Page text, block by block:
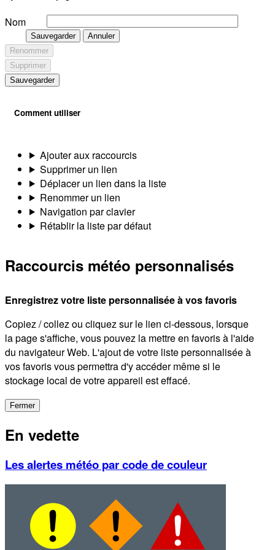
Nom
Sauvegarder
Annuler
Renommer
Supprimer
Sauvegarder
Comment utiliser
Ajouter aux raccourcis
Supprimer un lien
Déplacer un lien dans la liste
Renommer un lien
Navigation par clavier
Rétablir la liste par défaut
Raccourcis météo personnalisés
Enregistrez votre liste personnalisée à vos favoris
Copiez / collez ou cliquez sur le lien ci-dessous, lorsque
la page s'affiche, vous pouvez la mettre en favoris à l'aide
du navigateur Web. L'ajout de votre liste personnalisée à
vos favoris vous permettra d'y accéder même si le
stockage local de votre appareil est effacé.
Fermer
En vedette
Les alertes météo par code de couleur